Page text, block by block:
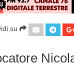
su